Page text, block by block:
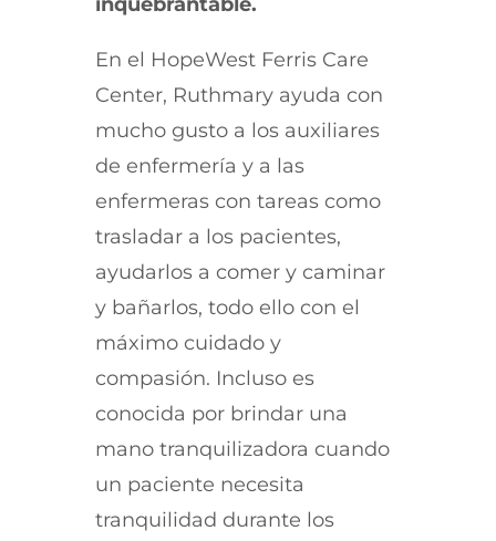
En el HopeWest Ferris Care
Center, Ruthmary ayuda con
mucho gusto a los auxiliares
de enfermería y a las
enfermeras con tareas como
trasladar a los pacientes,
ayudarlos a comer y caminar
y bañarlos, todo ello con el
máximo cuidado y
compasión. Incluso es
conocida por brindar una
mano tranquilizadora cuando
un paciente necesita
tranquilidad durante los